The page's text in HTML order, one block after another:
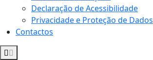
Declaração de Acessibilidade
Privacidade e Proteção de Dados
Contactos